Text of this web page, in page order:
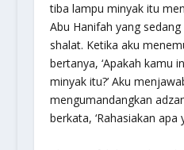
tiba lampu minyak itu
Abu Hanifah yang
shalat. Ketika aku
bertanya, ‘Apakah kamu
minyak itu?’ Aku
mengumandangkan
berkata, ‘Rahasiakan apa